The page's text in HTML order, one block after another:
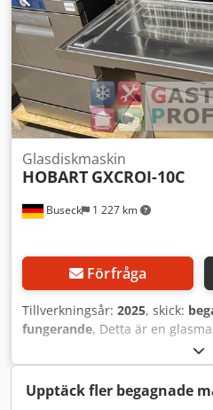
Buseck 1 227 km
Glasdiskmaskin
HOBART GXCROI-10C
Förfråga
Tillverkningsår: 2025, skick:
fungerande, Detta är en
tillverkaren Hobart, modell
2025. Denna kompakta
utrustad med integrerad
för tomma korgar eller
Upptäck fler begagnade